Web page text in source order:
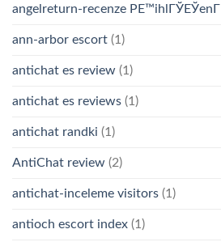
angelreturn-recenze PЕ™ihlГЎЕЎenГ­
ann-arbor escort (1)
antichat es review (1)
antichat es reviews (1)
antichat randki (1)
AntiChat review (2)
antichat-inceleme visitors (1)
antioch escort index (1)